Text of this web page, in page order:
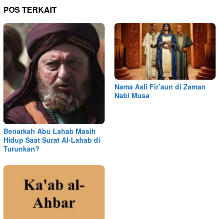
POS TERKAIT
Benarkah Abu Lahab Masih
Hidup Saat Surat Al-Lahab di
Turunkan?
Nama Asli Fir’aun di Zaman
Nabi Musa